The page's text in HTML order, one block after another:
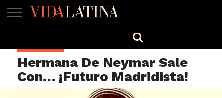
TV
Hermana De Neymar Sale
Con… ¡Futuro Madridista!